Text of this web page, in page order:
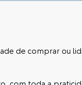
de comprar ou